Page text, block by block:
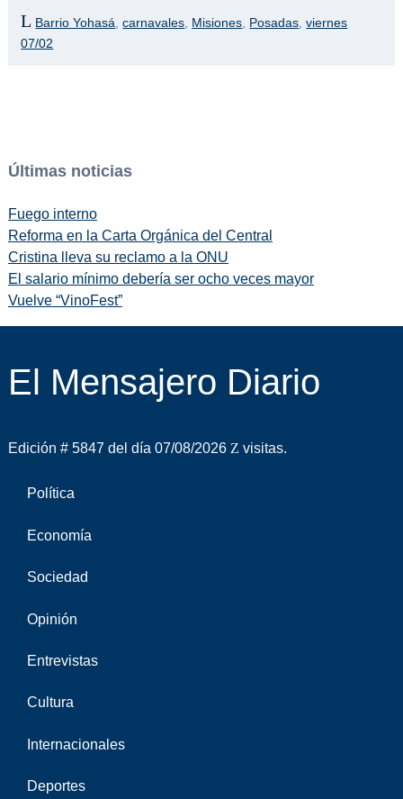
Barrio Yohasá ,carnavales Misiones Posadas ,viernes
07/02
Últimas noticias
Fuego interno
Reforma en la Carta Orgánica del Central
Cristina lleva su reclamo a la ONU
El salario mínimo debería ser ocho veces mayor
Vuelve “VinoFest”
El Mensajero Diario
Edición # 5847 del día 07/08/2026 visitas.
Política
Economía
Sociedad
Opinión
Entrevistas
Cultura
Internacionales
Deportes